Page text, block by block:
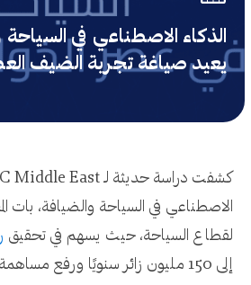
الذكاء الاصطناعي في
يعيد صياغة تجربة الضيف
الاصطناعي في السياحة والضيافة، بات
لقطاع السياحة، حيث يسهم في تحقيق
إلى 150 مليون زائر سنويًا ورفع